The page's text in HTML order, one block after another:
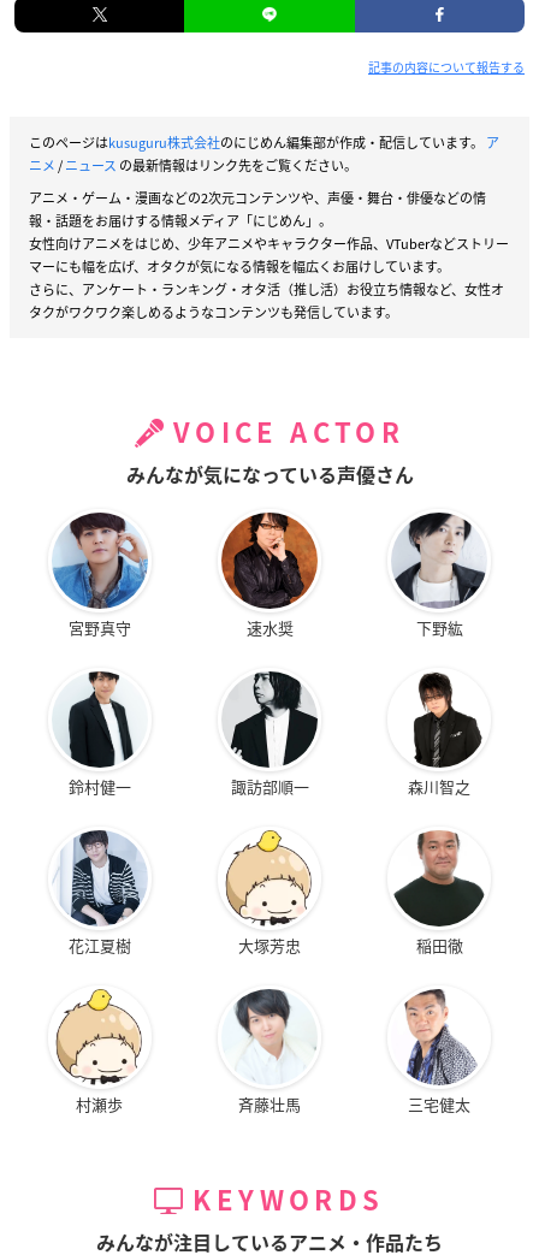
記事の内容について報告する
このページはkusuguru株式会社のにじめん編集部が作成・配信しています。 ア
ニメ/ニュース の最新情報はリンク先をご覧ください。
アニメ・ゲーム・漫画などの2次元コンテンツや、声優・舞台・俳優などの情
報・話題をお届けする情報メディア「にじめん」。
女性向けアニメをはじめ、少年アニメやキャラクター作品、VTuberなどストリー
マーにも幅を広げ、オタクが気になる情報を幅広くお届けしています。
さらに、アンケート・ランキング・オタ活（推し活）お役立ち情報など、女性オ
タクがワクワク楽しめるようなコンテンツも発信しています。
VOICE ACTOR
みんなが気になっている声優さん
宮野真守 速水奨 下野紘
鈴村健一 諏訪部順一 森川智之
花江夏樹 大塚芳忠 稲田徹
村瀬歩 斉藤壮馬 三宅健太
KEYWORDS
みんなが注目しているアニメ・作品たち